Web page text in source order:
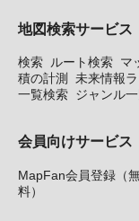
地図検索サービス
検索 ルート検索 マ
積の計測
未来情報
一覧検索 ジャンル
会員向けサービス
MapFan会員登録（無
料）